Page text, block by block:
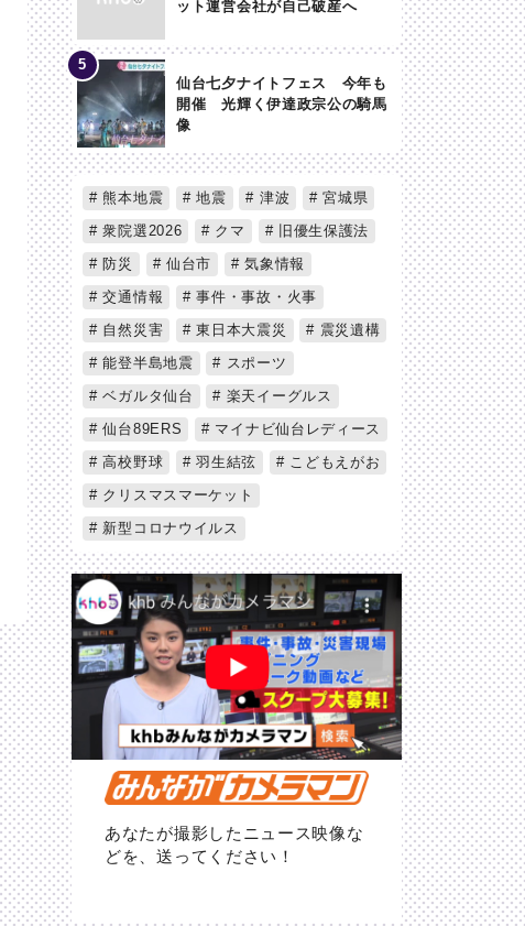
ット運営会社が自己破産へ
仙台七夕ナイトフェス 今年も
開催 光輝く伊達政宗公の騎馬
像
熊本地震 地震 津波
宮城県
衆院選2026
クマ
旧優生保護法
防災
仙台市
気象情報
交通情報
事件・事故・火事
自然災害
東日本大震災
震災遺構
能登半島地震
スポーツ
ベガルタ仙台
楽天イーグルス
仙台89ERS
マイナビ仙台レディース
高校野球
羽生結弦
こどもえがお
クリスマスマーケット
新型コロナウイルス
あなたが撮影したニュース映像な
どを、送ってください！